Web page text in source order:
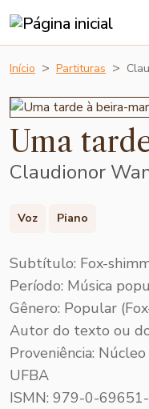
Início Partituras
Uma
Claudionor
Voz Piano
Subtítulo: Fox-
Período: Música
Gênero: Popular
Autor do texto ou
Proveniência:
UFBA
ISMN: 979-0-